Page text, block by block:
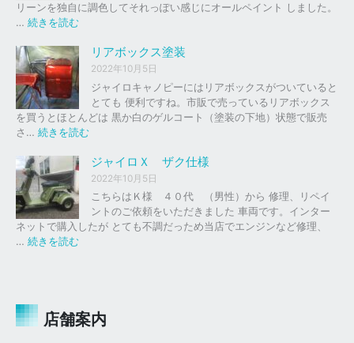
下
、
買
取
を
は
ま
し
た
。
ッ
ド
ッ
ド
リーンを独自に調色してそれっぽい感じにオールペイント しました。
… 続きを読む
イ
ロ
キ
ャ
ノ
ピ
ー
ザ
ク
仕
様
リアボックス塗装
2022年10月5日
ジャイロキャノピーにはリアボックスがついていると
とても 便利ですね。市販で売っているリアボックス
を買うとほとんどは 黒か白のゲルコート（塗装の下地）状態で販売
さ… 続きを読む
ア
ボ
ッ
ク
ス
ジャイロＸ ザク仕様
2022年10月5日
こちらはＫ様 ４０代 （男性）から 修理、リペイ
ントのご依頼をいただきました 車両です。インター
ネットで購入したが とても不調だっため当店でエンジンなど修理、
… 続きを読む
Ｘ
店舗案内